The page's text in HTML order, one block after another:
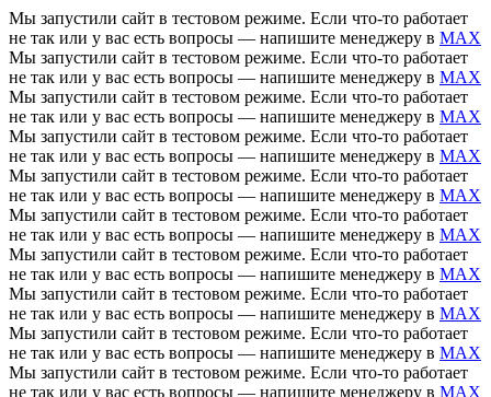
Мы запустили сайт в тестовом режиме. Если что-то работает
не так или у вас есть вопросы — напишите менеджеру в MAX
Мы запустили сайт в тестовом режиме. Если что-то работает
не так или у вас есть вопросы — напишите менеджеру в MAX
Мы запустили сайт в тестовом режиме. Если что-то работает
не так или у вас есть вопросы — напишите менеджеру в MAX
Мы запустили сайт в тестовом режиме. Если что-то работает
не так или у вас есть вопросы — напишите менеджеру в MAX
Мы запустили сайт в тестовом режиме. Если что-то работает
не так или у вас есть вопросы — напишите менеджеру в MAX
Мы запустили сайт в тестовом режиме. Если что-то работает
не так или у вас есть вопросы — напишите менеджеру в MAX
Мы запустили сайт в тестовом режиме. Если что-то работает
не так или у вас есть вопросы — напишите менеджеру в MAX
Мы запустили сайт в тестовом режиме. Если что-то работает
не так или у вас есть вопросы — напишите менеджеру в MAX
Мы запустили сайт в тестовом режиме. Если что-то работает
не так или у вас есть вопросы — напишите менеджеру в MAX
Мы запустили сайт в тестовом режиме. Если что-то работает
не так или у вас есть вопросы — напишите менеджеру в MAX